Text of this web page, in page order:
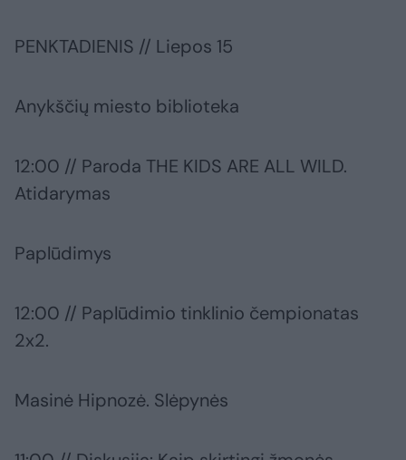
PENKTADIENIS // Liepos 15
Anykščių miesto biblioteka
12:00 // Paroda THE KIDS ARE ALL WILD.
Atidarymas
Paplūdimys
12:00 // Paplūdimio tinklinio čempionatas
2x2.
Masinė Hipnozė. Slėpynės